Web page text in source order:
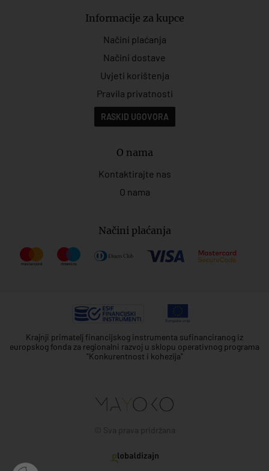
Informacije za kupce
Načini plaćanja
Načini dostave
Uvjeti korištenja
Pravila privatnosti
RASKID UGOVORA
O nama
Kontaktirajte nas
O nama
Načini plaćanja
Krajnji primatelj financijskog instrumenta sufinanciranog iz
europskog fonda za regionalni razvoj u sklopu operativnog programa
"Konkurentnost i kohezija"
© Sva prava pridržana